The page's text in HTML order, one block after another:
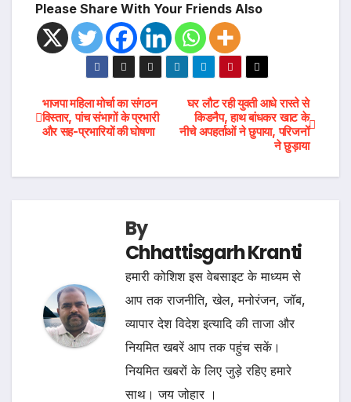
Please Share With Your Friends Also
Post
navigation
घर लौट रही युवती आधे रास्ते से
किडनैप, हाथ बांधकर खाट के
नीचे अपहर्ताओं ने छुपाया, परिजनों
ने छुड़ाया
भाजपा महिला मोर्चा का संगठन
विस्तार, पांच संभागों के प्रभारी
और सह-प्रभारियों की घोषणा
By
Chhattisgarh Kranti
हमारी कोशिश इस वेबसाइट के माध्यम से
आप तक राजनीति, खेल, मनोरंजन, जॉब,
व्यापार देश विदेश इत्यादि की ताजा और
नियमित खबरें आप तक पहुंच सकें।
नियमित खबरों के लिए जुड़े रहिए हमारे
साथ। जय जोहार ।